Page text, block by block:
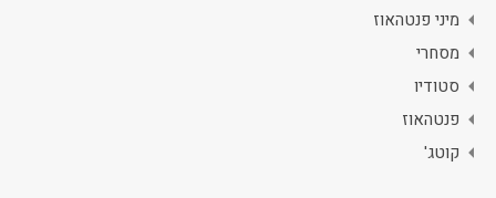
מיני פנטהאוז
מסחרי
סטודיו
פנטהאוז
קוטג'